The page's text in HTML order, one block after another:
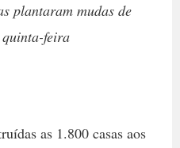
plantaram mudas de
feira
as 1.800 casas aos